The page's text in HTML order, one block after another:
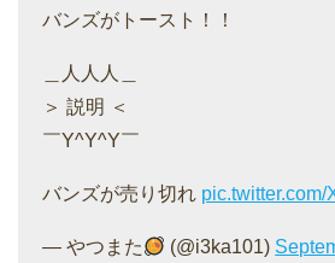
バンズがトースト！！
＿人人人＿
＞ 説明 ＜
￣Y^Y^Y￣
バンズが売り切れ pic.twitter.com/
— やつまた (@i3ka101)